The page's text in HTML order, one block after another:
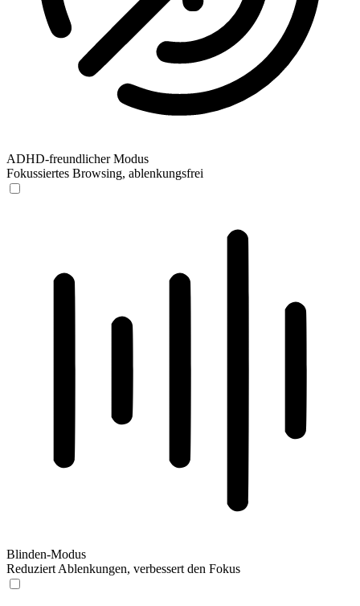
ADHD-freundlicher Modus
Fokussiertes Browsing, ablenkungsfrei
Blinden-Modus
Reduziert Ablenkungen, verbessert den Fokus